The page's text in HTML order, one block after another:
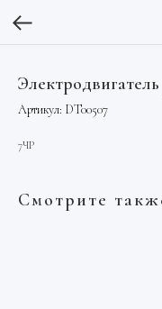
Электродвигатель
Артикул: DT00507
7ЧР
Смотрите